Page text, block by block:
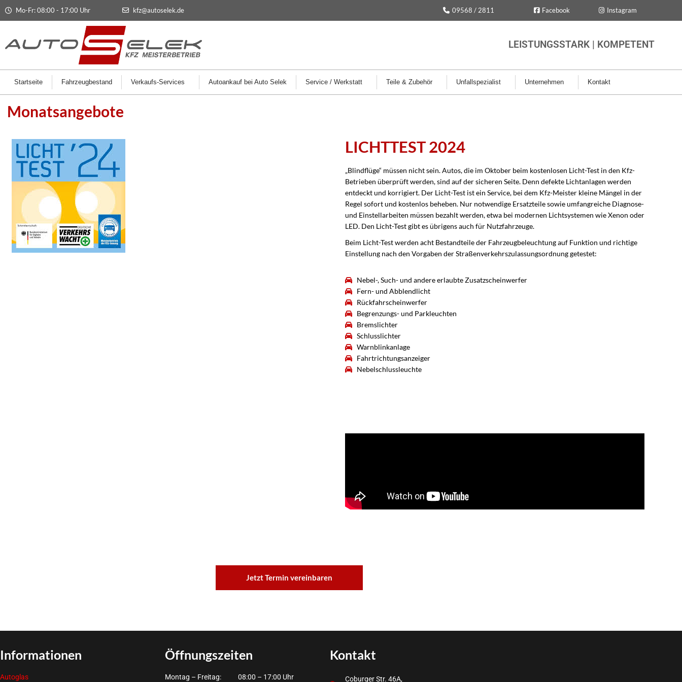
Mo-Fr: 08:00 - 17:00 Uhr kfz@autoselek.de 09568 / 2811 Facebook Instagram
LEISTUNGSSTARK | KOMPETENT
Startseite Fahrzeugbestand Verkaufs-Services Autoankauf bei Auto Selek Service / Werkstatt Teile & Zubehör Unfallspezialist Unternehmen Kontakt
Monatsangebote
LICHTTEST 2024
„Blindflüge“ müssen nicht sein. Autos, die im Oktober beim kostenlosen Licht-Test in den Kfz-
Betrieben überprüft werden, sind auf der sicheren Seite. Denn defekte Lichtanlagen werden
entdeckt und korrigiert. Der Licht-Test ist ein Service, bei dem Kfz-Meister kleine Mängel in der
Regel sofort und kostenlos beheben. Nur notwendige Ersatzteile sowie umfangreiche Diagnose-
und Einstellarbeiten müssen bezahlt werden, etwa bei modernen Lichtsystemen wie Xenon oder
LED. Den Licht-Test gibt es übrigens auch für Nutzfahrzeuge.
Beim Licht-Test werden acht Bestandteile der Fahrzeugbeleuchtung auf Funktion und richtige
Einstellung nach den Vorgaben der Straßenverkehrszulassungsordnung getestet:
Nebel-, Such- und andere erlaubte Zusatzscheinwerfer
Fern- und Abblendlicht
Rückfahrscheinwerfer
Begrenzungs- und Parkleuchten
Bremslichter
Schlusslichter
Warnblinkanlage
Fahrtrichtungsanzeiger
Nebelschlussleuchte
Jetzt Termin vereinbaren
Informationen
Autoglas
Öffnungszeiten
Montag – Freitag: 08:00 – 17:00 Uhr
Kontakt
Coburger Str. 46A,